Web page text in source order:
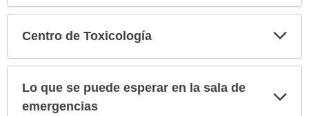
Centro de Toxicología
Lo que se puede esperar en la sala de
emergencias